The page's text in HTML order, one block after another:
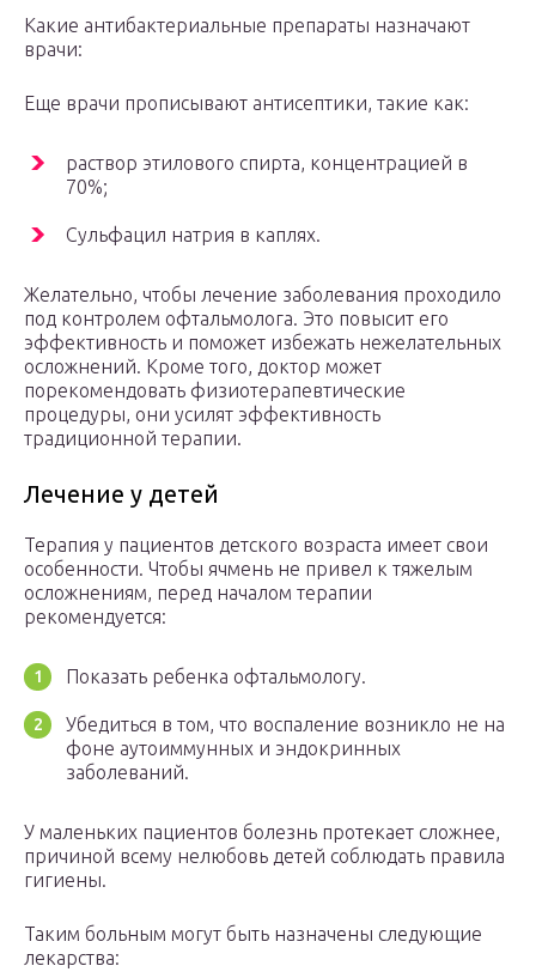
Какие антибактериальные препараты назначают
врачи:
Еще врачи прописывают антисептики, такие как:
раствор этилового спирта, концентрацией в
70%;
Сульфацил натрия в каплях.
Желательно, чтобы лечение заболевания проходило
под контролем офтальмолога. Это повысит его
эффективность и поможет избежать нежелательных
осложнений. Кроме того, доктор может
порекомендовать физиотерапевтические
процедуры, они усилят эффективность
традиционной терапии.
Лечение у детей
Терапия у пациентов детского возраста имеет свои
особенности. Чтобы ячмень не привел к тяжелым
осложнениям, перед началом терапии
рекомендуется:
Показать ребенка офтальмологу.
Убедиться в том, что воспаление возникло не на
фоне аутоиммунных и эндокринных
заболеваний.
У маленьких пациентов болезнь протекает сложнее,
причиной всему нелюбовь детей соблюдать правила
гигиены.
Таким больным могут быть назначены следующие
лекарства: